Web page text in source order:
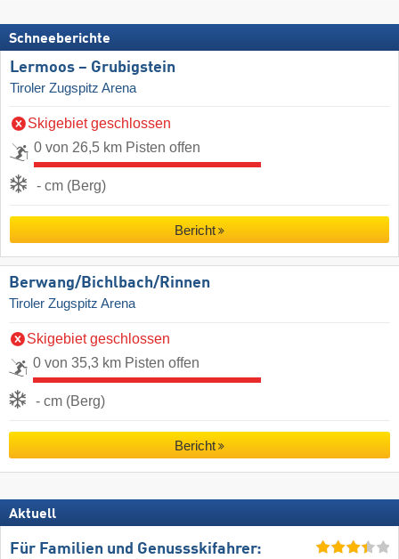
Schneeberichte
Lermoos – Grubigstein
Tiroler Zugspitz Arena
Skigebiet geschlossen
0 von 26,5 km Pisten offen
- cm (Berg)
Bericht
Berwang/​Bichlbach/​Rinnen
Tiroler Zugspitz Arena
Skigebiet geschlossen
0 von 35,3 km Pisten offen
- cm (Berg)
Bericht
Aktuell
Für Familien und Genussskifahrer: